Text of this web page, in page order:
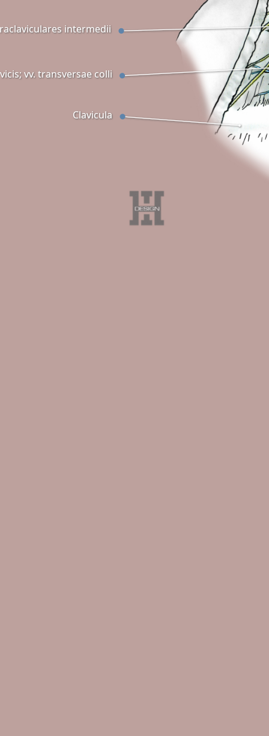
vv. transversae colli
Clavicula
intermedii